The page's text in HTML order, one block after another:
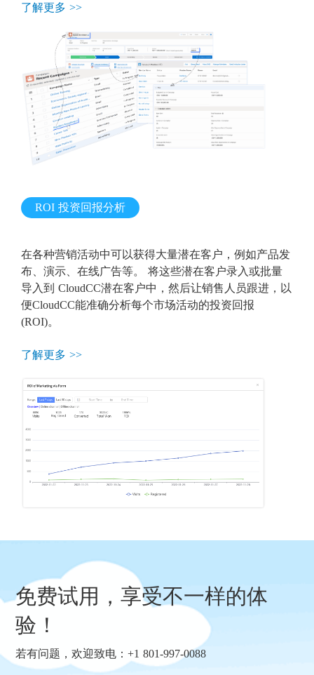
了解更多 >>
ROI 投资回报分析
在各种营销活动中可以获得大量潜在客户，例如产品发
布、演示、在线广告等。 将这些潜在客户录入或批量
导入到 CloudCC潜在客户中，然后让销售人员跟进，以
便CloudCC能准确分析每个市场活动的投资回报
(ROI)。
了解更多 >>
免费试用，享受不一样的体
验！
若有问题，欢迎致电：+1 801-997-0088